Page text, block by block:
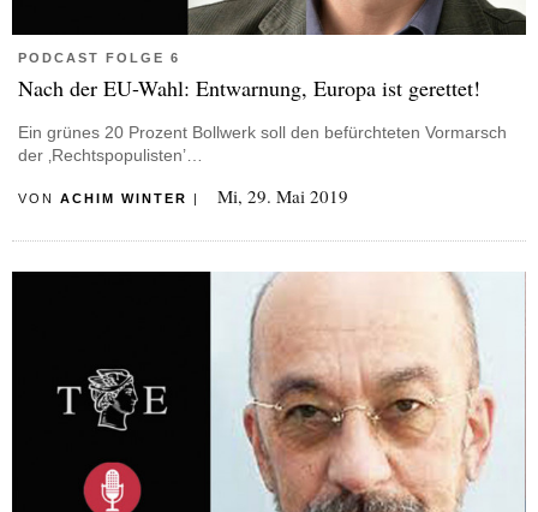
PODCAST FOLGE 6
Nach der EU-Wahl: Entwarnung, Europa ist gerettet!
Ein grünes 20 Prozent Bollwerk soll den befürchteten Vormarsch
der ‚Rechtspopulisten’…
VON ACHIM WINTER | Mi, 29. Mai 2019